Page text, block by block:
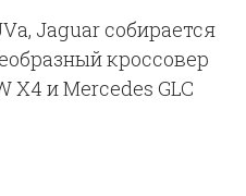
Jaguar собирается
кроссовер
X4 и Mercedes GLC